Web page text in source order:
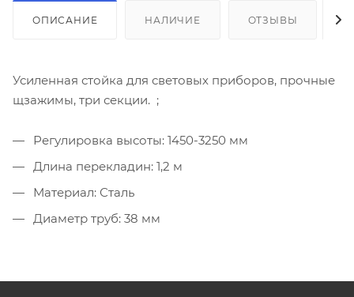
ОПИСАНИЕ НАЛИЧИЕ ОТЗЫВЫ
Усиленная стойка для световых приборов, прочные
щзажимы, три секции. ;
Регулировка высоты: 1450-3250 мм
Длина перекладин: 1,2 м
Материал: Сталь
Диаметр труб: 38 мм